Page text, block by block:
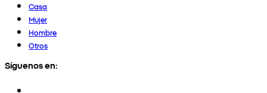
Casa
Mujer
Hombre
Otros
Síguenos en: